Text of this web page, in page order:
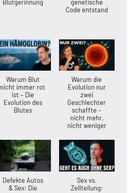
Blutgerinnung
genetische
Code entstand
Warum Blut
nicht immer rot
ist – Die
Evolution des
Blutes
Warum die
Evolution nur
zwei
Geschlechter
schaffte –
nicht mehr,
nicht weniger
Defekte Autos
& Sex: Die
Sex vs.
Zellteilung: